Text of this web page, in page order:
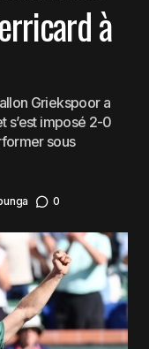
à
Griekspoor a
s’est imposé 2-0
sous
0